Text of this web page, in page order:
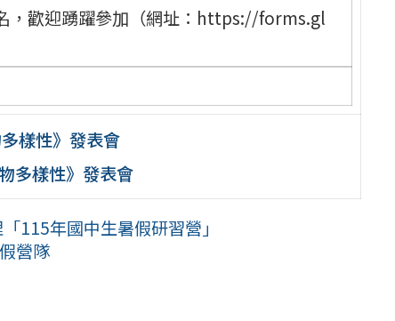
，歡迎踴躍參加（網址：https://forms.gl
樣性》發表會
多樣性》發表會
115年國中生暑假研習營」
營隊